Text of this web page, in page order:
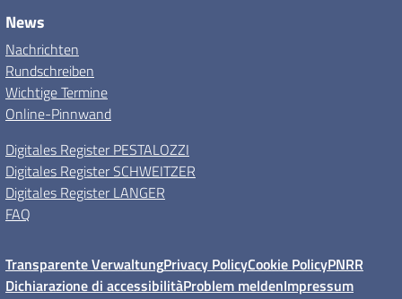
News
Nachrichten
Rundschreiben
Wichtige Termine
Online-Pinnwand
Digitales Register PESTALOZZI
Digitales Register SCHWEITZER
Digitales Register LANGER
FAQ
Transparente VerwaltungPrivacy PolicyCookie PolicyPNRR
Dichiarazione di accessibilitàProblem meldenImpressum